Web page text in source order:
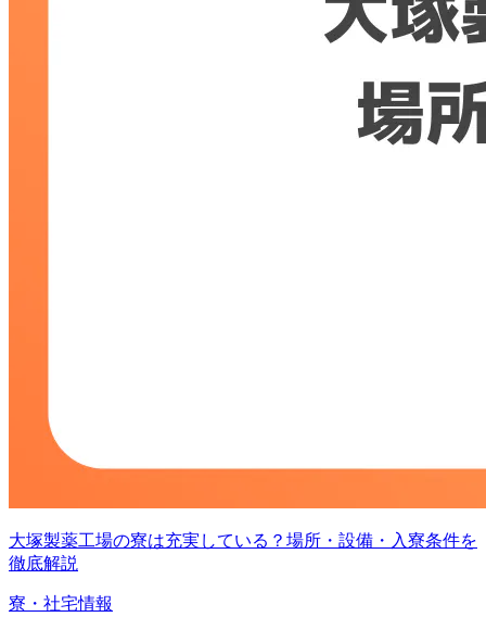
大塚製薬工場の寮は充実している？場所・設備・入寮条件を
徹底解説
寮・社宅情報